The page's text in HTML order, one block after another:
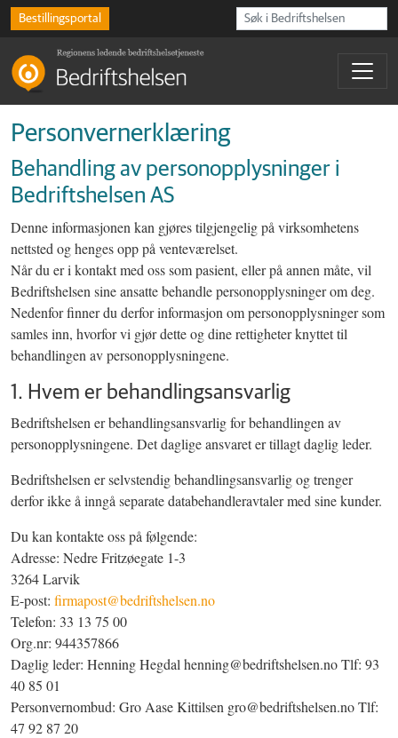
Bestillingsportal
Personvernerklæring
Behandling av personopplysninger i
Bedriftshelsen AS
Denne informasjonen kan gjøres tilgjengelig på virksomhetens
nettsted og henges opp på venteværelset.
Når du er i kontakt med oss som pasient, eller på annen måte, vil
Bedriftshelsen sine ansatte behandle personopplysninger om deg.
Nedenfor finner du derfor informasjon om personopplysninger som
samles inn, hvorfor vi gjør dette og dine rettigheter knyttet til
behandlingen av personopplysningene.
1. Hvem er behandlingsansvarlig
Bedriftshelsen er behandlingsansvarlig for behandlingen av
personopplysningene. Det daglige ansvaret er tillagt daglig leder.
Bedriftshelsen er selvstendig behandlingsansvarlig og trenger
derfor ikke å inngå separate databehandleravtaler med sine kunder.
Du kan kontakte oss på følgende:
Adresse: Nedre Fritzøegate 1-3
3264 Larvik
E-post: firmapost@bedriftshelsen.no
Telefon: 33 13 75 00
Org.nr: 944357866
Daglig leder: Henning Hegdal henning@bedriftshelsen.no Tlf: 93
40 85 01
Personvernombud: Gro Aase Kittilsen gro@bedriftshelsen.no Tlf:
47 92 87 20